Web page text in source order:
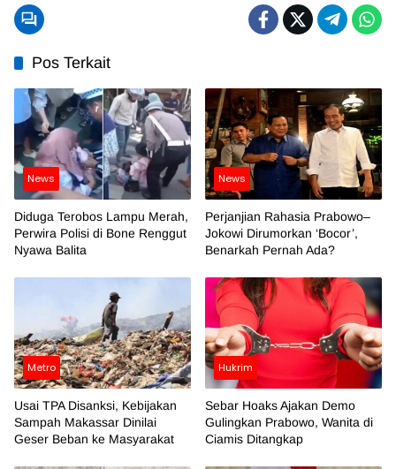
Pos Terkait
News
Diduga Terobos Lampu Merah,
Perwira Polisi di Bone Renggut
Nyawa Balita
News
Perjanjian Rahasia Prabowo–
Jokowi Dirumorkan ‘Bocor’,
Benarkah Pernah Ada?
Metro
Usai TPA Disanksi, Kebijakan
Sampah Makassar Dinilai
Geser Beban ke Masyarakat
Hukrim
Sebar Hoaks Ajakan Demo
Gulingkan Prabowo, Wanita di
Ciamis Ditangkap